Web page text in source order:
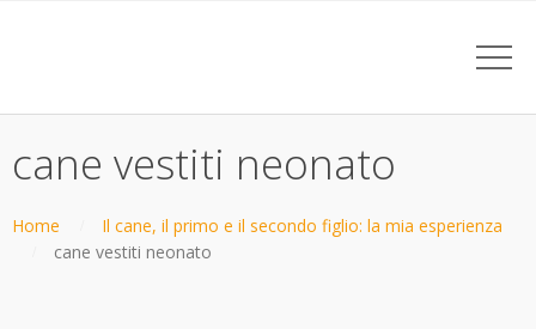
cane vestiti neonato
Home
Il cane, il primo e il secondo figlio: la mia esperienza
cane vestiti neonato